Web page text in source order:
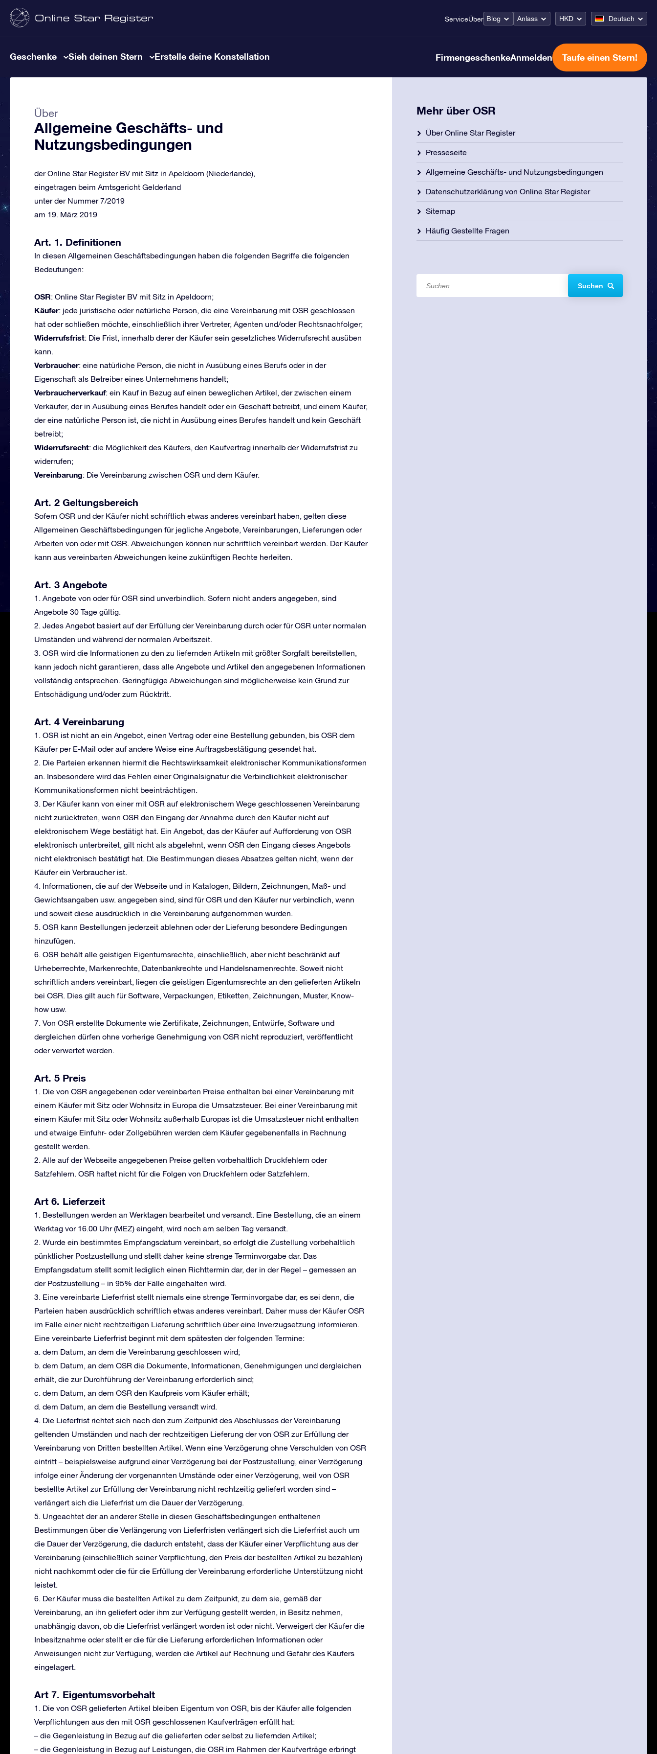
ServiceÜber Blog Anlass HKD Deutsch
Geschenke Sieh deinen Stern Erstelle deine Konstellation FirmengeschenkeAnmelden Taufe einen Stern!
Über
Allgemeine Geschäfts- und
Nutzungsbedingungen
der Online Star Register BV mit Sitz in Apeldoorn (Niederlande),
eingetragen beim Amtsgericht Gelderland
unter der Nummer 7/2019
am 19. März 2019
Art. 1. Definitionen
In diesen Allgemeinen Geschäftsbedingungen haben die folgenden Begriffe die folgenden
Bedeutungen:
OSR: Online Star Register BV mit Sitz in Apeldoorn;
Käufer: jede juristische oder natürliche Person, die eine Vereinbarung mit OSR geschlossen
hat oder schließen möchte, einschließlich ihrer Vertreter, Agenten und/oder Rechtsnachfolger;
Widerrufsfrist: Die Frist, innerhalb derer der Käufer sein gesetzliches Widerrufsrecht ausüben
kann.
Verbraucher: eine natürliche Person, die nicht in Ausübung eines Berufs oder in der
Eigenschaft als Betreiber eines Unternehmens handelt;
Verbraucherverkauf: ein Kauf in Bezug auf einen beweglichen Artikel, der zwischen einem
Verkäufer, der in Ausübung eines Berufes handelt oder ein Geschäft betreibt, und einem Käufer,
der eine natürliche Person ist, die nicht in Ausübung eines Berufes handelt und kein Geschäft
betreibt;
Widerrufsrecht: die Möglichkeit des Käufers, den Kaufvertrag innerhalb der Widerrufsfrist zu
widerrufen;
Vereinbarung: Die Vereinbarung zwischen OSR und dem Käufer.
Art. 2 Geltungsbereich
Sofern OSR und der Käufer nicht schriftlich etwas anderes vereinbart haben, gelten diese
Allgemeinen Geschäftsbedingungen für jegliche Angebote, Vereinbarungen, Lieferungen oder
Arbeiten von oder mit OSR. Abweichungen können nur schriftlich vereinbart werden. Der Käufer
kann aus vereinbarten Abweichungen keine zukünftigen Rechte herleiten.
Art. 3 Angebote
1. Angebote von oder für OSR sind unverbindlich. Sofern nicht anders angegeben, sind
Angebote 30 Tage gültig.
2. Jedes Angebot basiert auf der Erfüllung der Vereinbarung durch oder für OSR unter normalen
Umständen und während der normalen Arbeitszeit.
3. OSR wird die Informationen zu den zu liefernden Artikeln mit größter Sorgfalt bereitstellen,
kann jedoch nicht garantieren, dass alle Angebote und Artikel den angegebenen Informationen
vollständig entsprechen. Geringfügige Abweichungen sind möglicherweise kein Grund zur
Entschädigung und/oder zum Rücktritt.
Art. 4 Vereinbarung
1. OSR ist nicht an ein Angebot, einen Vertrag oder eine Bestellung gebunden, bis OSR dem
Käufer per E-Mail oder auf andere Weise eine Auftragsbestätigung gesendet hat.
2. Die Parteien erkennen hiermit die Rechtswirksamkeit elektronischer Kommunikationsformen
an. Insbesondere wird das Fehlen einer Originalsignatur die Verbindlichkeit elektronischer
Kommunikationsformen nicht beeinträchtigen.
3. Der Käufer kann von einer mit OSR auf elektronischem Wege geschlossenen Vereinbarung
nicht zurücktreten, wenn OSR den Eingang der Annahme durch den Käufer nicht auf
elektronischem Wege bestätigt hat. Ein Angebot, das der Käufer auf Aufforderung von OSR
elektronisch unterbreitet, gilt nicht als abgelehnt, wenn OSR den Eingang dieses Angebots
nicht elektronisch bestätigt hat. Die Bestimmungen dieses Absatzes gelten nicht, wenn der
Käufer ein Verbraucher ist.
4. Informationen, die auf der Webseite und in Katalogen, Bildern, Zeichnungen, Maß- und
Gewichtsangaben usw. angegeben sind, sind für OSR und den Käufer nur verbindlich, wenn
und soweit diese ausdrücklich in die Vereinbarung aufgenommen wurden.
5. OSR kann Bestellungen jederzeit ablehnen oder der Lieferung besondere Bedingungen
hinzufügen.
6. OSR behält alle geistigen Eigentumsrechte, einschließlich, aber nicht beschränkt auf
Urheberrechte, Markenrechte, Datenbankrechte und Handelsnamenrechte. Soweit nicht
schriftlich anders vereinbart, liegen die geistigen Eigentumsrechte an den gelieferten Artikeln
bei OSR. Dies gilt auch für Software, Verpackungen, Etiketten, Zeichnungen, Muster, Know-
how usw.
7. Von OSR erstellte Dokumente wie Zertifikate, Zeichnungen, Entwürfe, Software und
dergleichen dürfen ohne vorherige Genehmigung von OSR nicht reproduziert, veröffentlicht
oder verwertet werden.
Art. 5 Preis
1. Die von OSR angegebenen oder vereinbarten Preise enthalten bei einer Vereinbarung mit
einem Käufer mit Sitz oder Wohnsitz in Europa die Umsatzsteuer. Bei einer Vereinbarung mit
einem Käufer mit Sitz oder Wohnsitz außerhalb Europas ist die Umsatzsteuer nicht enthalten
und etwaige Einfuhr- oder Zollgebühren werden dem Käufer gegebenenfalls in Rechnung
gestellt werden.
2. Alle auf der Webseite angegebenen Preise gelten vorbehaltlich Druckfehlern oder
Satzfehlern. OSR haftet nicht für die Folgen von Druckfehlern oder Satzfehlern.
Art 6. Lieferzeit
1. Bestellungen werden an Werktagen bearbeitet und versandt. Eine Bestellung, die an einem
Werktag vor 16.00 Uhr (MEZ) eingeht, wird noch am selben Tag versandt.
2. Wurde ein bestimmtes Empfangsdatum vereinbart, so erfolgt die Zustellung vorbehaltlich
pünktlicher Postzustellung und stellt daher keine strenge Terminvorgabe dar. Das
Empfangsdatum stellt somit lediglich einen Richttermin dar, der in der Regel – gemessen an
der Postzustellung – in 95% der Fälle eingehalten wird.
3. Eine vereinbarte Lieferfrist stellt niemals eine strenge Terminvorgabe dar, es sei denn, die
Parteien haben ausdrücklich schriftlich etwas anderes vereinbart. Daher muss der Käufer OSR
im Falle einer nicht rechtzeitigen Lieferung schriftlich über eine Inverzugsetzung informieren.
Eine vereinbarte Lieferfrist beginnt mit dem spätesten der folgenden Termine:
a. dem Datum, an dem die Vereinbarung geschlossen wird;
b. dem Datum, an dem OSR die Dokumente, Informationen, Genehmigungen und dergleichen
erhält, die zur Durchführung der Vereinbarung erforderlich sind;
c. dem Datum, an dem OSR den Kaufpreis vom Käufer erhält;
d. dem Datum, an dem die Bestellung versandt wird.
4. Die Lieferfrist richtet sich nach den zum Zeitpunkt des Abschlusses der Vereinbarung
geltenden Umständen und nach der rechtzeitigen Lieferung der von OSR zur Erfüllung der
Vereinbarung von Dritten bestellten Artikel. Wenn eine Verzögerung ohne Verschulden von OSR
eintritt – beispielsweise aufgrund einer Verzögerung bei der Postzustellung, einer Verzögerung
infolge einer Änderung der vorgenannten Umstände oder einer Verzögerung, weil von OSR
bestellte Artikel zur Erfüllung der Vereinbarung nicht rechtzeitig geliefert worden sind –
verlängert sich die Lieferfrist um die Dauer der Verzögerung.
5. Ungeachtet der an anderer Stelle in diesen Geschäftsbedingungen enthaltenen
Bestimmungen über die Verlängerung von Lieferfristen verlängert sich die Lieferfrist auch um
die Dauer der Verzögerung, die dadurch entsteht, dass der Käufer einer Verpflichtung aus der
Vereinbarung (einschließlich seiner Verpflichtung, den Preis der bestellten Artikel zu bezahlen)
nicht nachkommt oder die für die Erfüllung der Vereinbarung erforderliche Unterstützung nicht
leistet.
6. Der Käufer muss die bestellten Artikel zu dem Zeitpunkt, zu dem sie, gemäß der
Vereinbarung, an ihn geliefert oder ihm zur Verfügung gestellt werden, in Besitz nehmen,
unabhängig davon, ob die Lieferfrist verlängert worden ist oder nicht. Verweigert der Käufer die
Inbesitznahme oder stellt er die für die Lieferung erforderlichen Informationen oder
Anweisungen nicht zur Verfügung, werden die Artikel auf Rechnung und Gefahr des Käufers
eingelagert.
Art 7. Eigentumsvorbehalt
1. Die von OSR gelieferten Artikel bleiben Eigentum von OSR, bis der Käufer alle folgenden
Verpflichtungen aus den mit OSR geschlossenen Kaufverträgen erfüllt hat:
– die Gegenleistung in Bezug auf die gelieferten oder selbst zu liefernden Artikel;
– die Gegenleistung in Bezug auf Leistungen, die OSR im Rahmen der Kaufverträge erbringt
Mehr über OSR
Über Online Star Register
Presseseite
Allgemeine Geschäfts- und Nutzungsbedingungen
Datenschutzerklärung von Online Star Register
Sitemap
Häufig Gestellte Fragen
Suchen